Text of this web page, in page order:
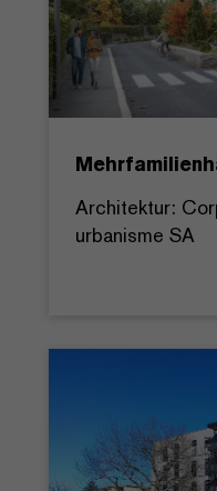
Architektur:
urbanisme SA